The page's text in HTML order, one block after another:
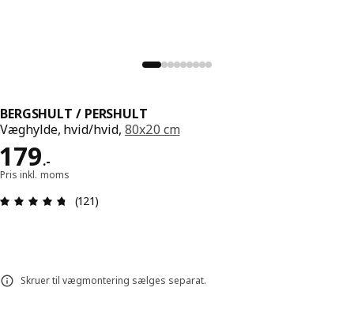
BERGSHULT / PERSHULT
Væghylde, hvid/hvid, 80x20 cm
179.-
Pris 179.-
Pris inkl. moms
Anmeldelse: 4.7 Ud af 5 Stjerner. Anmeldelser i
(121)
Skruer til vægmontering sælges separat.